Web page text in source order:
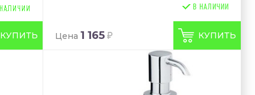
КУПИТЬ
В НАЛИЧИИ
Цена 1 165 КУПИТЬ